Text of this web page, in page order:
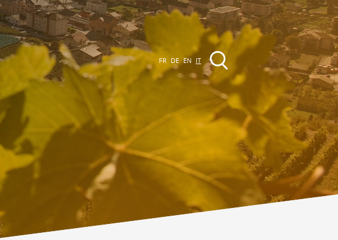
EVENTI
La regione
Promenades
Tutte le manifestazioni
Club Vinum Montis
Actualités
FR DE EN IT